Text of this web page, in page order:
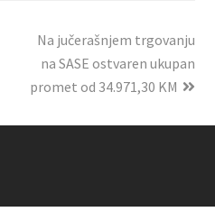
Na jučerašnjem trgovanju
na SASE ostvaren ukupan
promet od 34.971,30 KM